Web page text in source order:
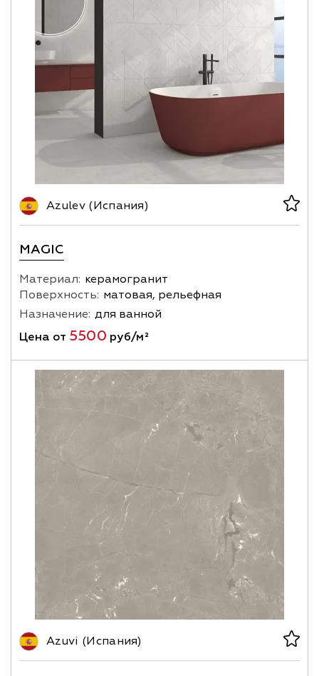
Azulev (Испания)
MAGIC
Материал: керамогранит
Поверхность: матовая, рельефная
Назначение: для ванной
Цена от 5500 руб/м²
Azuvi (Испания)